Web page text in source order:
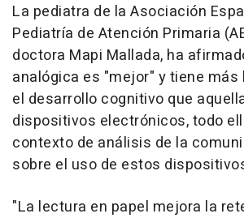
La pediatra de la Asociación
Pediatría de Atención Primaria
doctora Mapi Mallada, ha
analógica es "mejor" y tiene
el desarrollo cognitivo que
dispositivos electrónicos, todo
contexto de análisis de la
sobre el uso de estos
"La lectura en papel mejora la